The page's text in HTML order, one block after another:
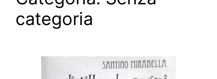
categoria